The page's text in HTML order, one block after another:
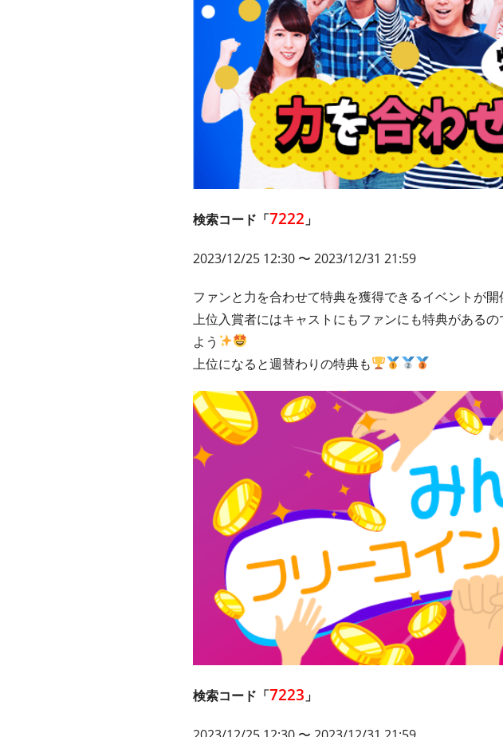
検索コード「7222 」
2023/12/25 12:30 〜 2023/12/31 21:59
ファンと力を合わせて特典を獲得できるイベントが開
上位入賞者にはキャストにもファンにも特典がある
よう
上位になると週替わりの特典も
検索コード「7223 」